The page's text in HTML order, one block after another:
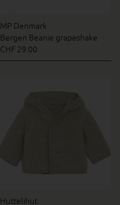
MP Denmark
Bergen Beanie grapeshake
CHF 29.00
Huttelihut